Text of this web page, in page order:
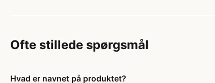
Ofte stillede spørgsmål
Hvad er navnet på produktet?